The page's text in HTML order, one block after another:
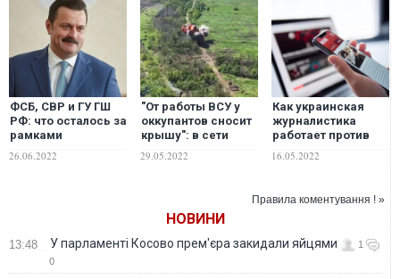
ФСБ, СВР и ГУ ГШ
РФ: что осталось за
рамками
работы Андрея
26.06.2022
"От работы ВСУ у
оккупантов сносит
крышу": в сети
мощного удара по
29.05.2022
Как украинская
журналистика
работает против
безопасности
16.05.2022
Правила коментування ! »
НОВИНИ
13:48 У парламенті Косово прем'єра закидали яйцями
1
0